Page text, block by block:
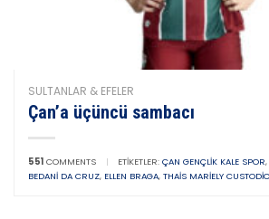
SULTANLAR & EFELER
Çan’a üçüncü sambacı
551 COMMENTS | ETIKETLER: ÇAN GENÇLIK KALE SPOR,
BEDANI DA CRUZ, ELLEN BRAGA, THAIS MARIELY